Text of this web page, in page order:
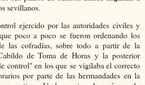
sevillanos.
ejercido por las autoridades civiles y
poco a poco se fueron ordenando los
las cofradías, sobre todo a partir de la
de Toma de Horas y la posterior
control" en los que se vigilaba el correcto
por parte de las hermandades en la